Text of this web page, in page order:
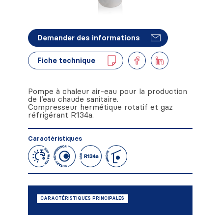
Demander des informations
Fiche technique
Pompe à chaleur air-eau pour la production
de l’eau chaude sanitaire.
Compresseur hermétique rotatif et gaz
réfrigérant R134a.
Caractéristiques
CARACTÉRISTIQUES PRINCIPALES